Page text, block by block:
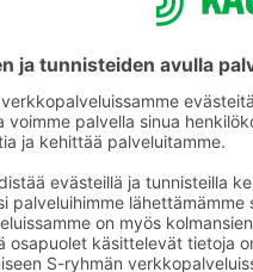
Muu valmisruoka